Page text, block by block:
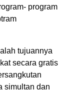
program
tujuannya
secara gratis
simultan dan